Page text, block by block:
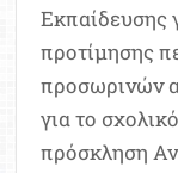
Εκπαίδευσης
προτίμησης
προσωρινών
για το
πρόσκληση